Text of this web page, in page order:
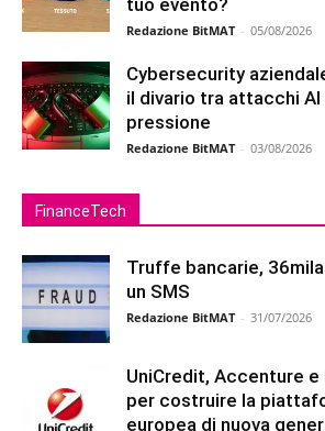
Redazione BitMAT - 05/08/2026
Cybersecurity
il divario tra attacchi
pressione
Redazione BitMAT - 03/08/2026
FinanceTech
Truffe bancarie,
un SMS
Redazione BitMAT - 31/07/2026
UniCredit, Accenture e
per costruire la
europea di nuova